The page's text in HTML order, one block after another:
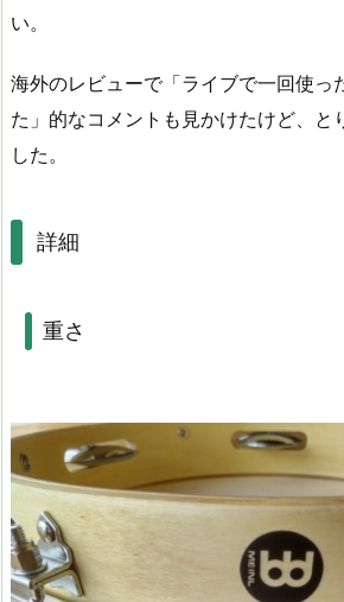
い。
海外のレビューで「ライブで一回使っ
た」的なコメントも見かけたけど、と
した。
詳細
重さ